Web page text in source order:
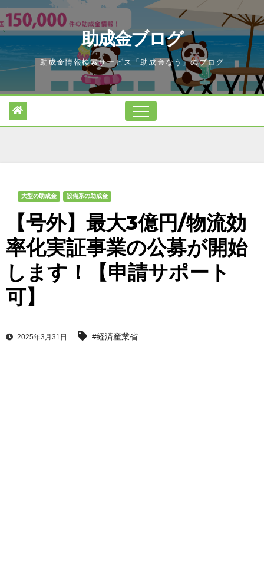
Skip
to
content
助成金ブログ
助成金情報検索サービス「助成金なう」のブログ
大型の助成金 設備系の助成金
【号外】最大3億円/物流効
率化実証事業の公募が開始
します！【申請サポート
可】
2025年3月31日 #経済産業省